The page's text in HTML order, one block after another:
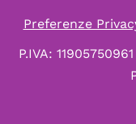
Preferenze
P.IVA: